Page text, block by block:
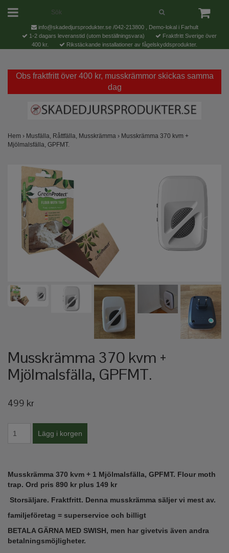
info@skadedjursprodukter.se/042-213800 , Demo-lokal i Farhult
1-2 dagars leveranstid (utom beställningsvara)
Fraktfritt Sverige över
400 kr.
Rikstäckande installationer av fågelskyddsprodukter.
Obs fraktfritt över 400 kr, musskrämmor skickas samma
dag
Hem › Musfälla, Råttfälla, Musskrämma › Musskrämma 370 kvm +
Mjölmalsfälla, GPFMT.
Musskrämma 370 kvm +
Mjölmalsfälla, GPFMT.
499 kr
Musskrämma 370 kvm + 1 Mjölmalsfälla, GPFMT. Flour moth
trap. Ord pris 890 kr plus 149 kr
Storsäljare. Fraktfritt. Denna musskrämma säljer vi mest av.
familjeföretag = superservice och billigt
BETALA GÄRNA MED SWISH, men har givetvis även andra
betalningsmöjligheter.